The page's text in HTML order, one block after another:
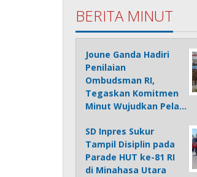
BERITA MINUT
Joune Ganda Hadiri
Penilaian
Ombudsman RI,
Tegaskan Komitmen
Minut Wujudkan Pela…
SD Inpres Sukur
Tampil Disiplin pada
Parade HUT ke-81 RI
di Minahasa Utara